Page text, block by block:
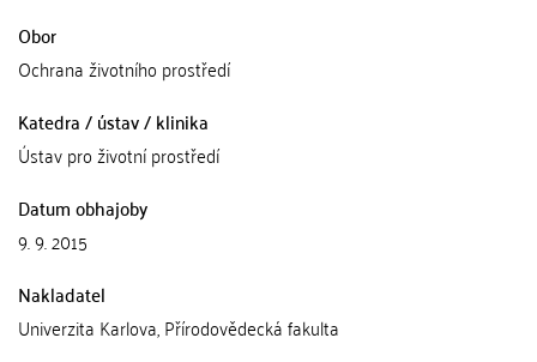
Obor
Ochrana životního prostředí
Katedra / ústav / klinika
Ústav pro životní prostředí
Datum obhajoby
9. 9. 2015
Nakladatel
Univerzita Karlova, Přírodovědecká fakulta